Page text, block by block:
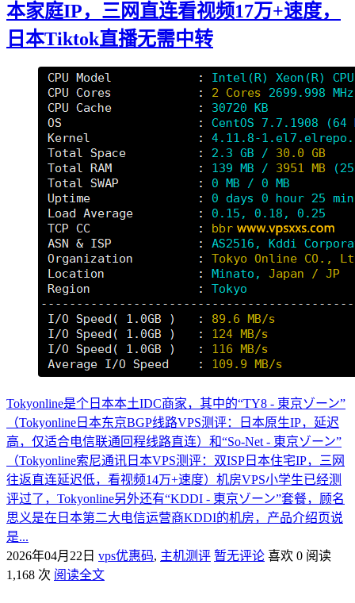
本家庭IP，三网直连看视频17万+速度，
日本Tiktok直播无需中转
Tokyonline是个日本本土IDC商家，其中的“TY8 - 東京ゾーン”
（Tokyonline日本东京BGP线路VPS测评：日本原生IP，延迟
高，仅适合电信联通回程线路直连）和“So-Net - 東京ゾーン”
（Tokyonline索尼通讯日本VPS测评：双ISP日本住宅IP，三网
往返直连延迟低，看视频14万+速度）机房VPS小学生已经测
评过了，Tokyonline另外还有“KDDI - 東京ゾーン”套餐，顾名
思义是在日本第二大电信运营商KDDI的机房，产品介绍页说
是...
2026年04月22日 vps优惠码, 主机测评 暂无评论 喜欢 0 阅读
1,168 次 阅读全文